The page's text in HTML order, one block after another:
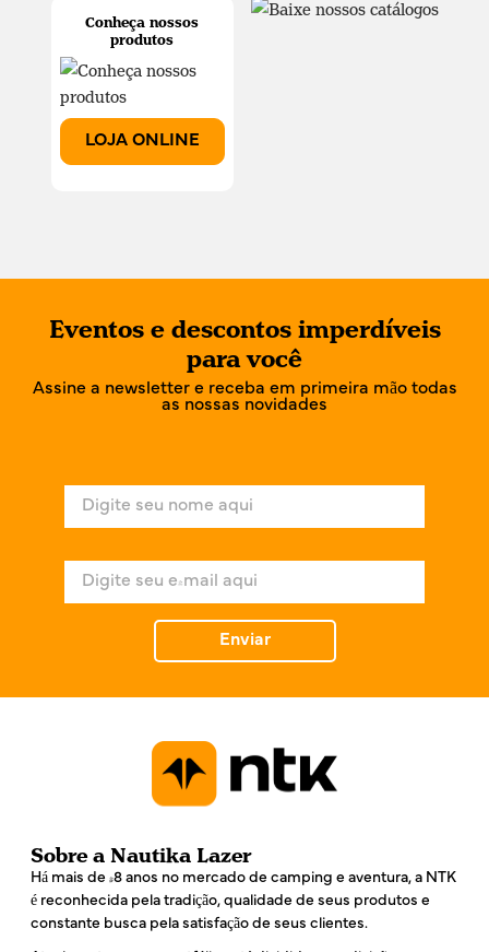
Conheça nossos
produtos
LOJA ONLINE
Eventos e descontos imperdíveis
para você
Assine a newsletter e receba em primeira mão todas
as nossas novidades
e
*
Enviar
Sobre a Nautika Lazer
Há mais de 48 anos no mercado de camping e aventura, a NTK
é reconhecida pela tradição, qualidade de seus produtos e
constante busca pela satisfação de seus clientes.